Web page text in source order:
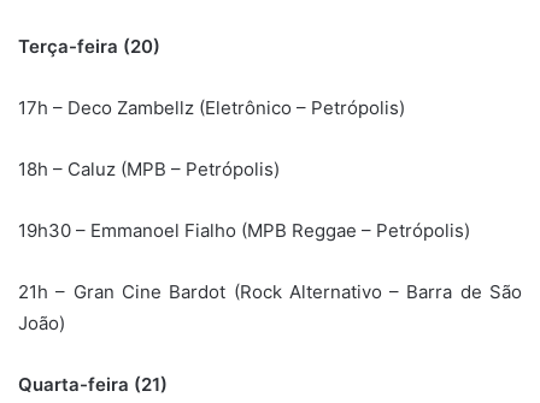
Terça-feira (20)
17h – Deco Zambellz (Eletrônico – Petrópolis)
18h – Caluz (MPB – Petrópolis)
19h30 – Emmanoel Fialho (MPB Reggae – Petrópolis)
21h – Gran Cine Bardot (Rock Alternativo – Barra de São
João)
Quarta-feira (21)